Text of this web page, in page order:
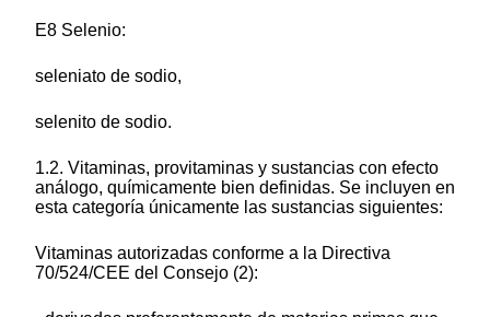
E8 Selenio:
seleniato de sodio,
selenito de sodio.
1.2. Vitaminas, provitaminas y sustancias con efecto
análogo, químicamente bien definidas. Se incluyen en
esta categoría únicamente las sustancias siguientes:
Vitaminas autorizadas conforme a la Directiva
70/524/CEE del Consejo (2):